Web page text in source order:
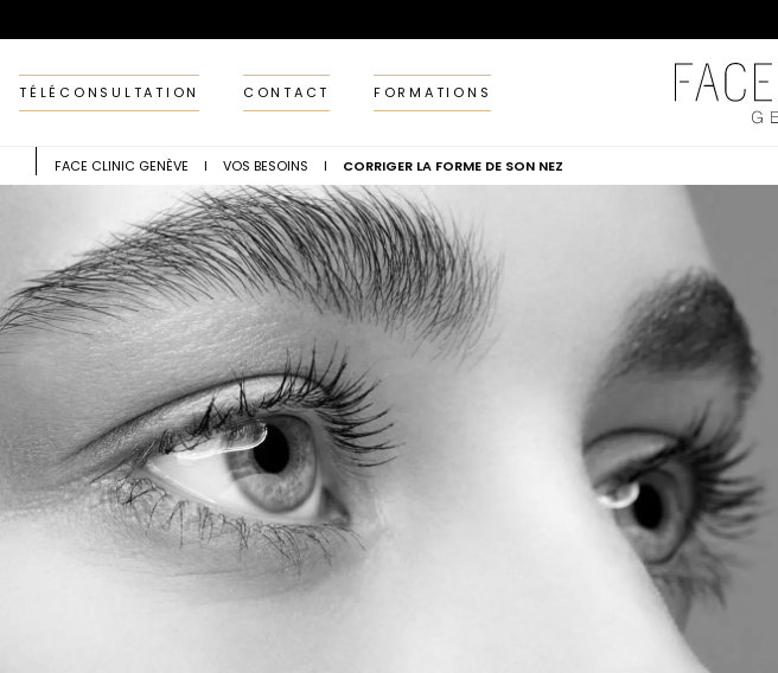
l
e
e
n
t
o
n
t
e
n
TÉLÉCONSULTATION CONTACT FORMATIONS
FACE CLINIC GENÈVE I VOS BESOINS I CORRIGER LA FORME DE SON NEZ